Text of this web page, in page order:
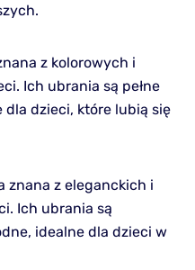
z kolorowych i
Ich ubrania są pełne
dzieci, które lubią się
znana z eleganckich i
Ich ubrania są
idealne dla dzieci w